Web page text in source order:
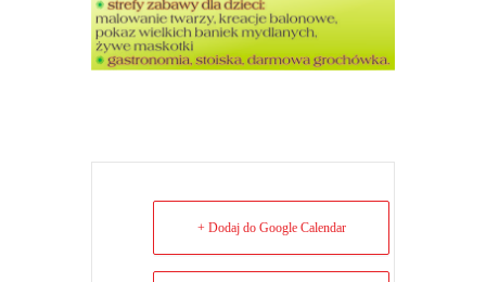
+ Dodaj do Google Calendar